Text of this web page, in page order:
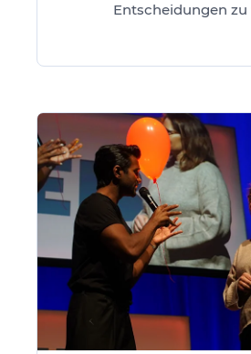
Entscheidungen zu